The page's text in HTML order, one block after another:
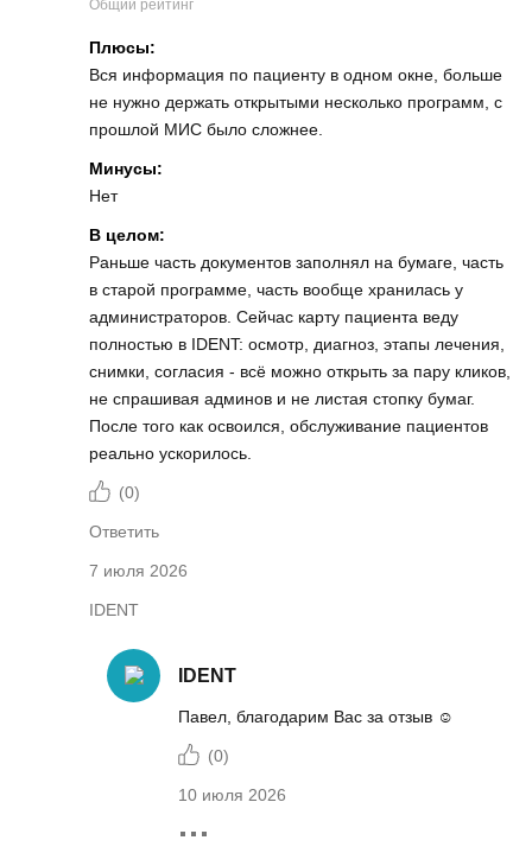
Общий рейтинг
Плюсы:
Вся информация по пациенту в одном окне, больше
не нужно держать открытыми несколько программ, с
прошлой МИС было сложнее.
Минусы:
Нет
В целом:
Раньше часть документов заполнял на бумаге, часть
в старой программе, часть вообще хранилась у
администраторов. Сейчас карту пациента веду
полностью в IDENT: осмотр, диагноз, этапы лечения,
снимки, согласия - всё можно открыть за пару кликов,
не спрашивая админов и не листая стопку бумаг.
После того как освоился, обслуживание пациентов
реально ускорилось.
(0)
Ответить
7 июля 2026
IDENT
IDENT
Павел, благодарим Вас за отзыв ☺️
(0)
10 июля 2026